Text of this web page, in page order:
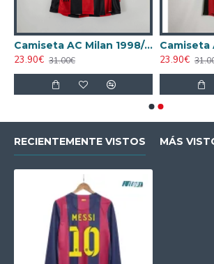
Camiseta AC Milan 1998/1999 Local Retro
23.90€ 31.00€
23.90€
RECIENTEMENTE VISTOS MÁS